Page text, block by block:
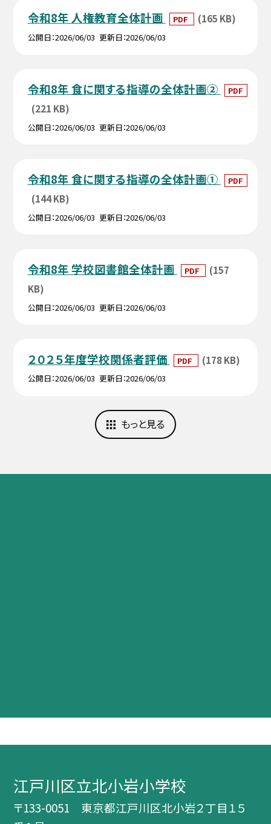
令和8年 人権教育全体計画 PDF (165 KB)
公開日 2026/06/03 更新日 2026/06/03
令和8年 食に関する指導の全体計画② PDF
(221 KB)
公開日 2026/06/03 更新日 2026/06/03
令和8年 食に関する指導の全体計画① PDF
(144 KB)
公開日 2026/06/03 更新日 2026/06/03
令和8年 学校図書館全体計画 PDF
(157
KB)
公開日 2026/06/03 更新日 2026/06/03
２０２５年度学校関係者評価 PDF (178 KB)
公開日 2026/06/03 更新日 2026/06/03
もっと見る
江戸川区立北小岩小学校
〒133-0051 東京都江戸川区北小岩２丁目１５